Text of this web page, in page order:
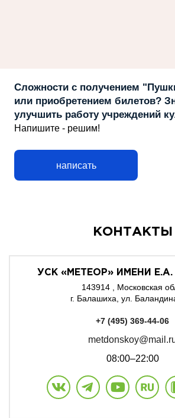
Сложности с получением
или приобретением билетов?
улучшить работу учреждений
Напишите - решим!
написать
КОНТАКТЫ
УСК «МЕТЕОР» ИМЕНИ
143914 , Московская
г. Балашиха, ул.
+7 (495) 369-44-06
08:00–22:00